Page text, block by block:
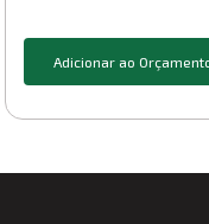
Adicionar ao